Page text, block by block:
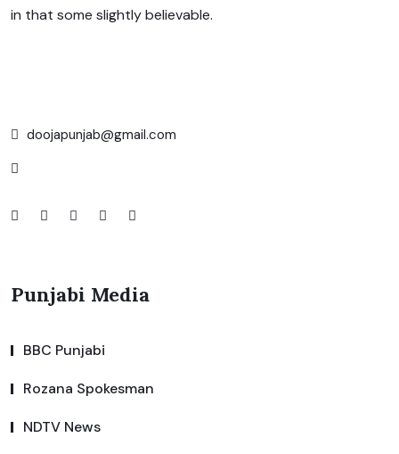
in that some slightly believable.
doojapunjab@gmail.com
Punjabi Media
BBC Punjabi
Rozana Spokesman
NDTV News